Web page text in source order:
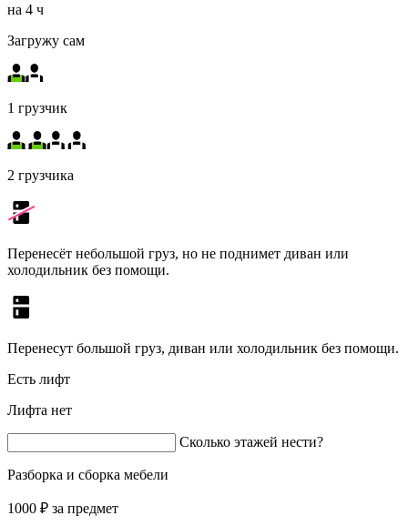
на 4 ч
Загружу сам
1 грузчик
2 грузчика
Перенесёт небольшой груз, но не поднимет диван или
холодильник без помощи.
Перенесут большой груз, диван или холодильник без помощи.
Есть лифт
Лифта нет
Сколько этажей нести?
Разборка и сборка мебели
1000 ₽ за предмет